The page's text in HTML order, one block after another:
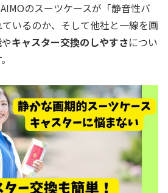
のスーツケースが「静音性バ
いるのか、そして他社と一線を画
やキャスター交換のしやすさについ